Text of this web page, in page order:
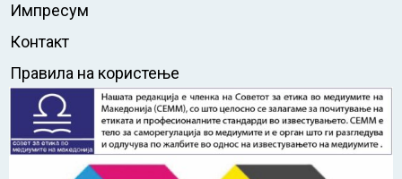
Импресум
Контакт
Правила на користење